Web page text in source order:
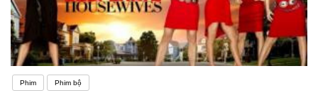
Phim Phim bộ